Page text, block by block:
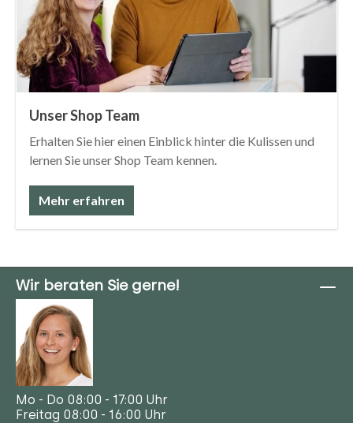
Unser Shop Team
Erhalten Sie hier einen Einblick hinter die Kulissen und
lernen Sie unser Shop Team kennen.
Mehr erfahren
Wir beraten Sie gerne!
Mo - Do 08:00 - 17:00 Uhr
Freitag 08:00 - 16:00 Uhr